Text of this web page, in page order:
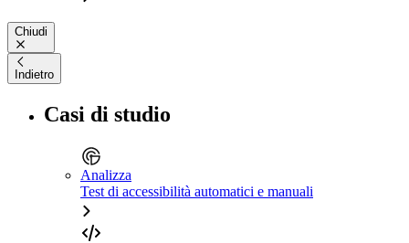
Chiudi
Indietro
Casi di studio
Analizza
Test di accessibilità automatici e manuali